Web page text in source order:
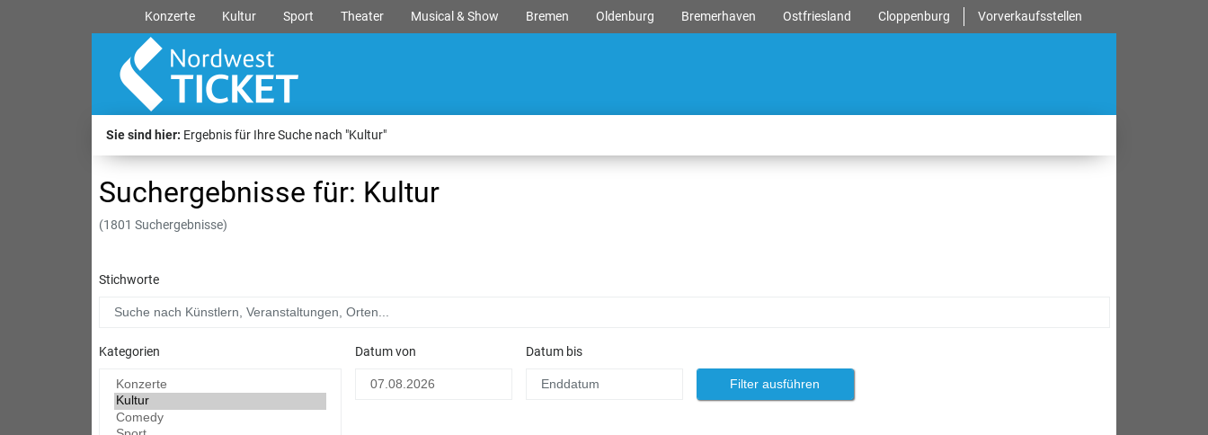
Konzerte Kultur Sport Theater Musical & Show Bremen Oldenburg Bremerhaven Ostfriesland Cloppenburg Vorverkaufsstellen
Sie sind hier: Ergebnis für Ihre Suche nach "Kultur"
Suchergebnisse für: Kultur
(1801 Suchergebnisse)
Stichworte
Kategorien Datum von Datum bis